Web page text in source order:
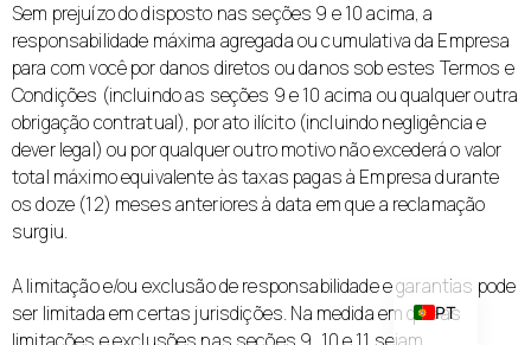
Sem prejuízo do disposto nas seções 9 e 10 acima, a
responsabilidade máxima agregada ou cumulativa da Empresa
para com você por danos diretos ou danos sob estes Termos e
Condições (incluindo as seções 9 e 10 acima ou qualquer outra
obrigação contratual), por ato ilícito (incluindo negligência e
dever legal) ou por qualquer outro motivo não excederá o valor
total máximo equivalente às taxas pagas à Empresa durante
os doze (12) meses anteriores à data em que a reclamação
surgiu.
A limitação e/ou exclusão de responsabilidade e garantias pode
ser limitada em certas jurisdições. Na medida em que as
PT
DE
IT
CA